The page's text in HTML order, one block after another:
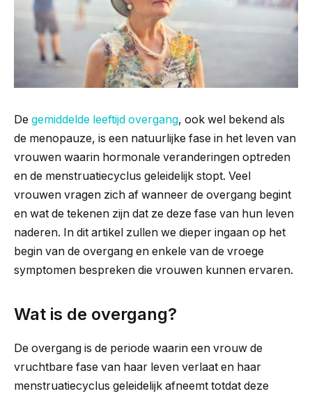
De gemiddelde leeftijd overgang, ook wel bekend als
de menopauze, is een natuurlijke fase in het leven van
vrouwen waarin hormonale veranderingen optreden
en de menstruatiecyclus geleidelijk stopt. Veel
vrouwen vragen zich af wanneer de overgang begint
en wat de tekenen zijn dat ze deze fase van hun leven
naderen. In dit artikel zullen we dieper ingaan op het
begin van de overgang en enkele van de vroege
symptomen bespreken die vrouwen kunnen ervaren.
Wat is de overgang?
De overgang is de periode waarin een vrouw de
vruchtbare fase van haar leven verlaat en haar
menstruatiecyclus geleidelijk afneemt totdat deze